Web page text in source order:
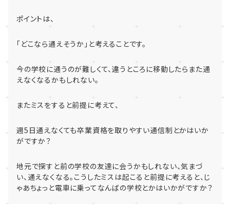
ポイントは、
「どこなら通えそうか」と考えることです。
今の学校に通うのが難しくて、違うところに移動したらまた通
えなくなるかもしれない。
またミスをすると前提に考えて、
週5 日通えなくても卒業資格を取りやすい通信制とかはいか
がですか？
地元で探すと前の学校の友達に会うかもしれない、気まづ
い、 通えなくなる。こうしたミスは起こると前提に考えると、 じ
ゃあちょっと電車に乗ってなんばの学校とかはいかがですか？